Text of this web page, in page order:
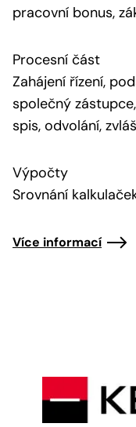
pracovní bonus,
Procesní část
Zahájení řízení,
společný
spis, odvolání,
Výpočty
Srovnání
Více informací